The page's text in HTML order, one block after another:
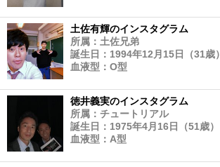
土佐有輝のインスタグラム
所属：土佐兄弟
誕生日：1994年12月15日（31歳）
血液型：O型
徳井義実のインスタグラム
所属：チュートリアル
誕生日：1975年4月16日（51歳）
血液型：A型